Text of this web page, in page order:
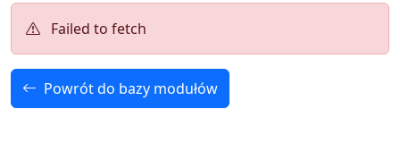
Failed to fetch
Powrót do bazy modułów